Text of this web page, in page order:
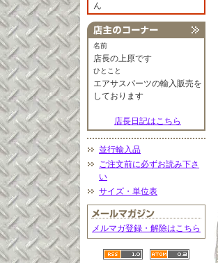
ん
名前
店長の上原です
ひとこと
エアサスパーツの輸入販売を
しております
店長日記はこちら
並行輸入品
ご注文前に必ずお読み下さ
い
サイズ・単位表
メルマガ登録・解除はこちら